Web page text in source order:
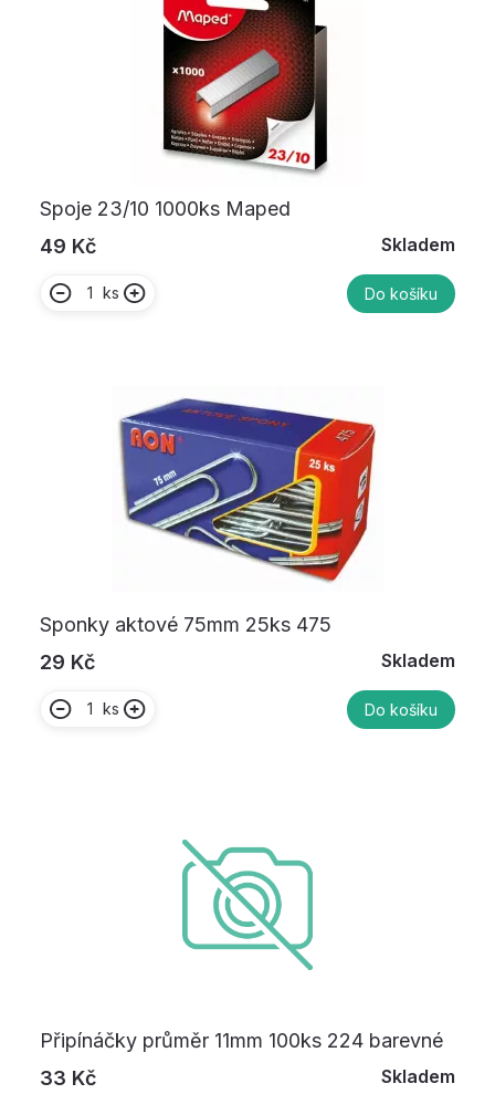
Spoje 23/10 1000ks Maped
49 Kč
Skladem
ks Do košíku
Sponky aktové 75mm 25ks 475
29 Kč
Skladem
ks Do košíku
Připínáčky průměr 11mm 100ks 224 barevné
33 Kč
Skladem